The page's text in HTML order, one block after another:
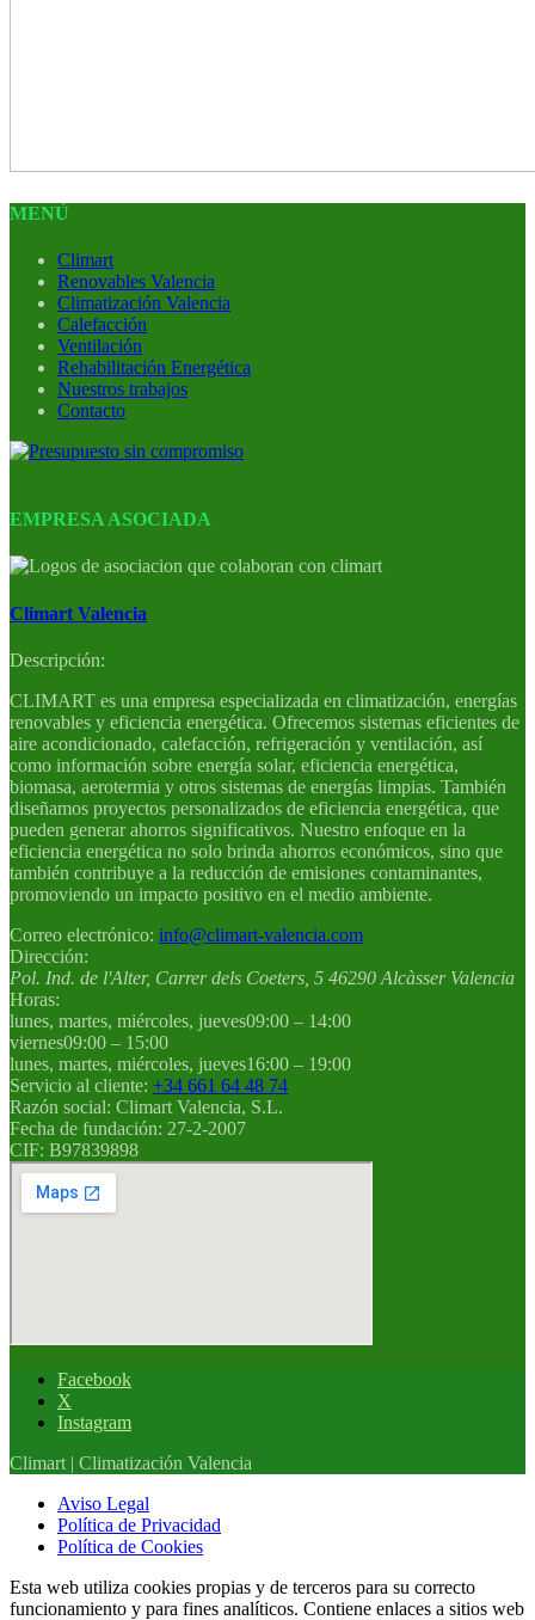
MENÚ
Climart
Renovables Valencia
Climatización Valencia
Calefacción
Ventilación
Rehabilitación Energética
Nuestros trabajos
Contacto
EMPRESA ASOCIADA
Climart Valencia
Descripción:
CLIMART es una empresa especializada en climatización, energías
renovables y eficiencia energética. Ofrecemos sistemas eficientes de
aire acondicionado, calefacción, refrigeración y ventilación, así
como información sobre energía solar, eficiencia energética,
biomasa, aerotermia y otros sistemas de energías limpias. También
diseñamos proyectos personalizados de eficiencia energética, que
pueden generar ahorros significativos. Nuestro enfoque en la
eficiencia energética no solo brinda ahorros económicos, sino que
también contribuye a la reducción de emisiones contaminantes,
promoviendo un impacto positivo en el medio ambiente.
Correo electrónico: info@climart-valencia.com
Dirección:
Pol. Ind. de l'Alter, Carrer dels Coeters, 5 46290 Alcàsser Valencia
Horas:
lunes, martes, miércoles, jueves09:00 – 14:00
viernes09:00 – 15:00
lunes, martes, miércoles, jueves16:00 – 19:00
Servicio al cliente: +34 661 64 48 74
Razón social: Climart Valencia, S.L.
Fecha de fundación: 27-2-2007
CIF: B97839898
Facebook
X
Instagram
Climart | Climatización Valencia
Aviso Legal
Política de Privacidad
Política de Cookies
Esta web utiliza cookies propias y de terceros para su correcto
funcionamiento y para fines analíticos. Contiene enlaces a sitios web